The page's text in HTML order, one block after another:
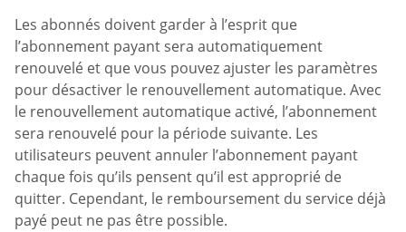
Les abonnés doivent garder à l’esprit que
l’abonnement payant sera automatiquement
renouvelé et que vous pouvez ajuster les paramètres
pour désactiver le renouvellement automatique. Avec
le renouvellement automatique activé, l’abonnement
sera renouvelé pour la période suivante. Les
utilisateurs peuvent annuler l’abonnement payant
chaque fois qu’ils pensent qu’il est approprié de
quitter. Cependant, le remboursement du service déjà
payé peut ne pas être possible.